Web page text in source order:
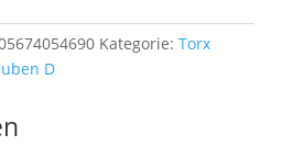
Kategorie: Torx
D